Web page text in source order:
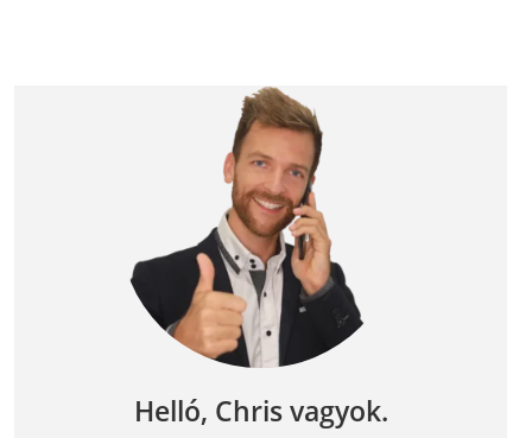
Helló, Chris vagyok.